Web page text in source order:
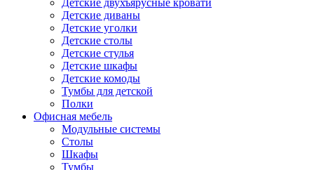
Детские двухъярусные кровати
Детские диваны
Детские уголки
Детские столы
Детские стулья
Детские шкафы
Детские комоды
Тумбы для детской
Полки
Офисная мебель
Модульные системы
Столы
Шкафы
Тумбы